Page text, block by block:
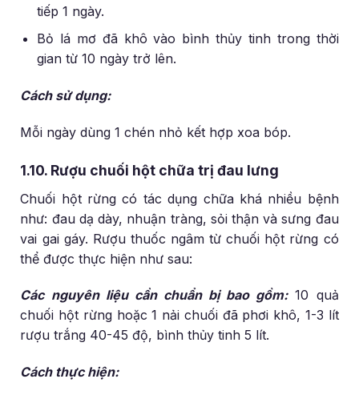
tiếp 1 ngày.
Bỏ lá mơ đã khô vào bình thủy tinh trong thời
gian từ 10 ngày trở lên.
Cách sử dụng:
Mỗi ngày dùng 1 chén nhỏ kết hợp xoa bóp.
1.10. Rượu chuối hột chữa trị đau lưng
Chuối hột rừng có tác dụng chữa khá nhiều bệnh
như: đau dạ dày, nhuận tràng, sỏi thận và sưng đau
vai gai gáy. Rượu thuốc ngâm từ chuối hột rừng có
thể được thực hiện như sau:
Các nguyên liệu cần chuẩn bị bao gồm:10 quả
chuối hột rừng hoặc 1 nải chuối đã phơi khô, 1-3 lít
rượu trắng 40-45 độ, bình thủy tinh 5 lít.
Cách thực hiện: